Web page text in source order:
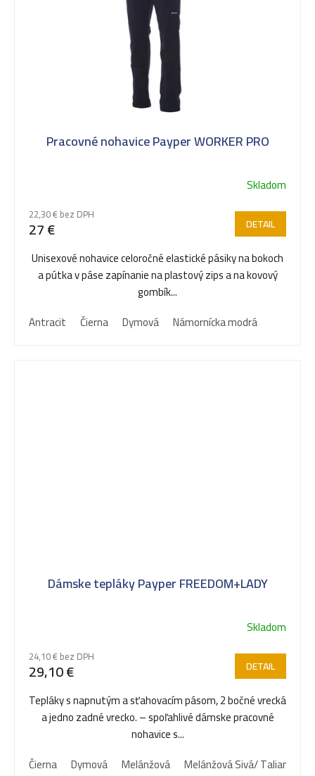
Pracovné nohavice Payper WORKER PRO
Skladom
22,30 € bez DPH
27 € DETAIL
Unisexové nohavice celoročné elastické pásiky na bokoch
a pútka v páse zapínanie na plastový zips a na kovový
gombík...
Antracit
Čierna Dymová Námornícka modrá
Dámske tepláky Payper FREEDOM+LADY
Skladom
24,10 € bez DPH
29,10 € DETAIL
Tepláky s napnutým a sťahovacím pásom, 2 bočné vrecká
a jedno zadné vrecko. – spoľahlivé dámske pracovné
nohavice s...
Čierna
Dymová Melánžová Melánžová Sivá/ Taliansko